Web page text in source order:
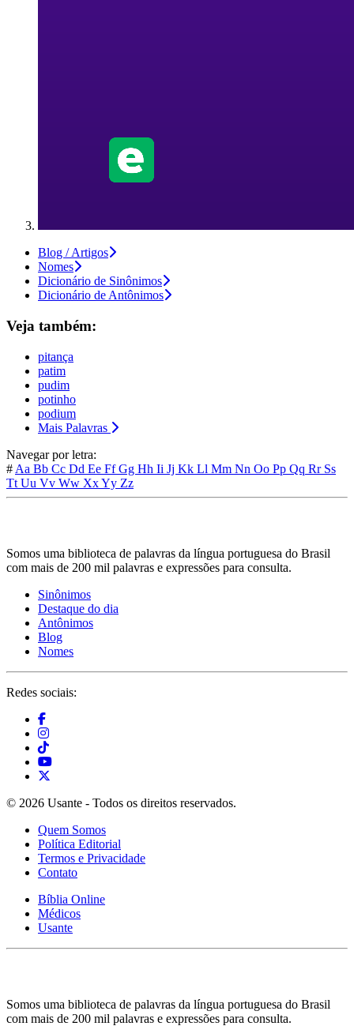
Blog / Artigos
Nomes
Dicionário de Sinônimos
Dicionário de Antônimos
Veja também:
pitança
patim
pudim
potinho
podium
Mais Palavras
Navegar por letra:
# Aa Bb Cc Dd Ee FfGg Hh Ii Jj Kk Ll Mm Nn Oo Pp Qq Rr Ss
Tt Uu Vv Ww XxYy Zz
Somos uma biblioteca de palavras da língua portuguesa do Brasil
com mais de 200 mil palavras e expressões para consulta.
Sinônimos
Destaque do dia
Antônimos
Blog
Nomes
Redes sociais:
© 2026 Usante - Todos os direitos reservados.
Quem Somos
Política Editorial
Termos e Privacidade
Contato
Bíblia Online
Médicos
Usante
Somos uma biblioteca de palavras da língua portuguesa do Brasil
com mais de 200 mil palavras e expressões para consulta.